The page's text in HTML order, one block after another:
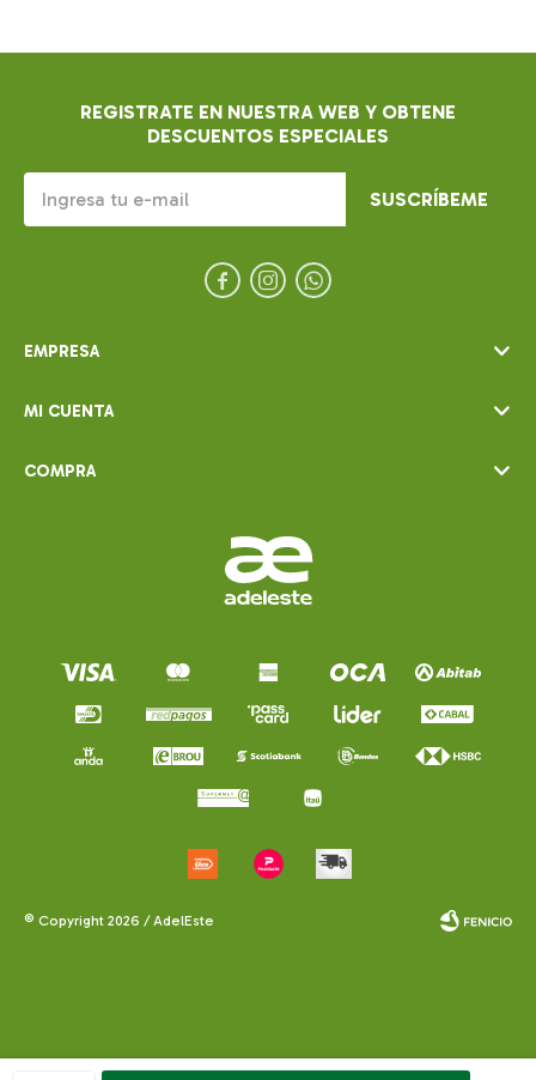
EMPRESA
MI CUENTA
COMPRA
REGISTRATE EN NUESTRA WEB Y OBTENE
DESCUENTOS ESPECIALES
SUSCRÍBEME
  
© Copyright 2026 / AdelEste